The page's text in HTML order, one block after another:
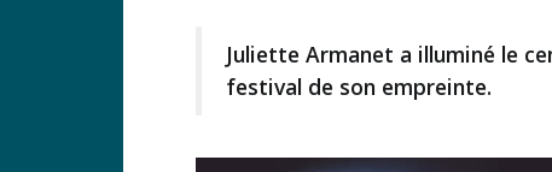
Juliette Armanet a illuminé le
festival de son empreinte.